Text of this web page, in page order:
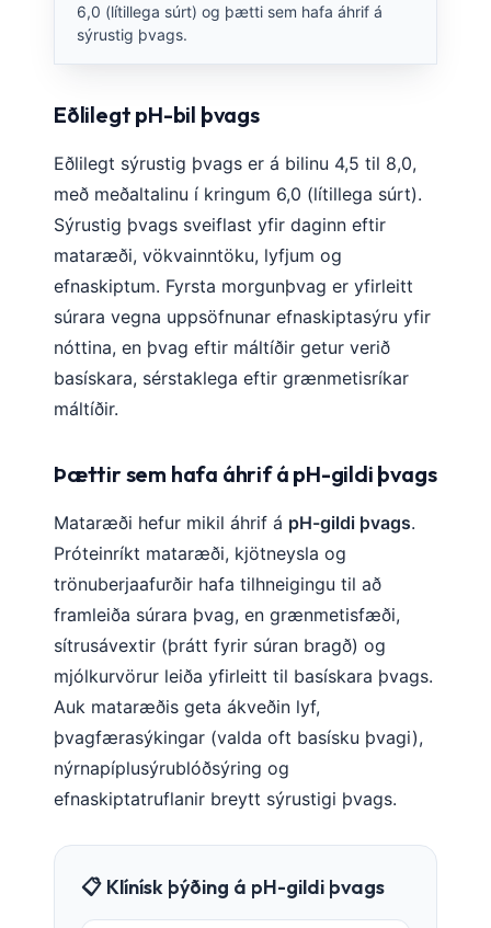
6,0 (lítillega súrt) og þætti sem hafa áhrif á
sýrustig þvags.
Eðlilegt pH-bil þvags
Eðlilegt sýrustig þvags er á bilinu 4,5 til 8,0,
með meðaltalinu í kringum 6,0 (lítillega súrt).
Sýrustig þvags sveiflast yfir daginn eftir
mataræði, vökvainntöku, lyfjum og
efnaskiptum. Fyrsta morgunþvag er yfirleitt
súrara vegna uppsöfnunar efnaskiptasýru yfir
nóttina, en þvag eftir máltíðir getur verið
basískara, sérstaklega eftir grænmetisríkar
máltíðir.
Þættir sem hafa áhrif á pH-gildi þvags
Mataræði hefur mikil áhrif á pH-gildi þvags.
Próteinríkt mataræði, kjötneysla og
trönuberjaafurðir hafa tilhneigingu til að
framleiða súrara þvag, en grænmetisfæði,
sítrusávextir (þrátt fyrir súran bragð) og
mjólkurvörur leiða yfirleitt til basískara þvags.
Auk mataræðis geta ákveðin lyf,
þvagfærasýkingar (valda oft basísku þvagi),
nýrnapíplusýrublóðsýring og
efnaskiptatruflanir breytt sýrustigi þvags.
📋 Klínísk þýðing á pH-gildi þvags